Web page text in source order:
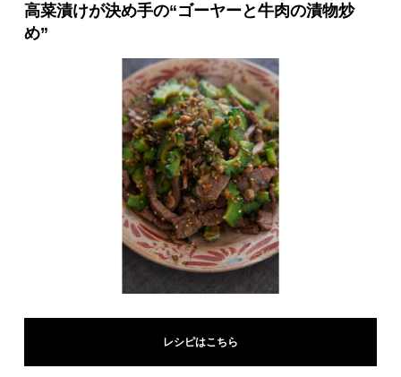
高菜漬けが決め手の“ゴーヤーと牛肉の漬物炒
め”
レシピはこちら